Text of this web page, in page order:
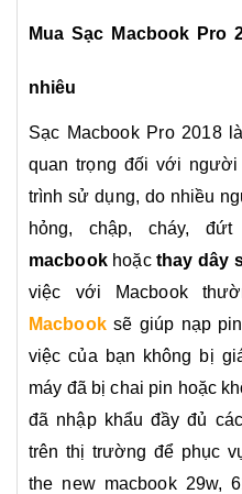
Mua Sạc Macbook Pro
nhiêu
Sạc Macbook Pro 2018
quan trọng đối với người
trình sử dụng, do nhiều
hỏng, chập, cháy,
macbookhoặcthay dây
việc với Macbook
Macbooksẽ giúp nạp
việc của bạn không bị
máy đã bị chai pin hoặc
đã nhập khẩu đầy đủ
trên thị trường để phục
the new macbook 29w,